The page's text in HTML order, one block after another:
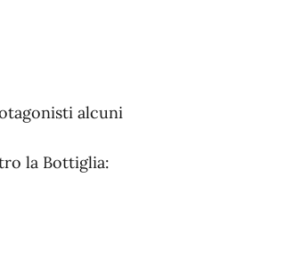
alcuni
la Bottiglia: